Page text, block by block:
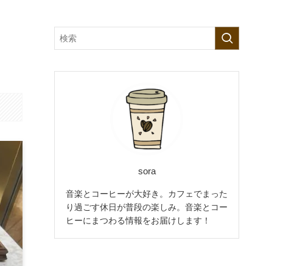
sora
音楽とコーヒーが大好き。カフェでまった
り過ごす休日が普段の楽しみ。音楽とコー
ヒーにまつわる情報をお届けします！